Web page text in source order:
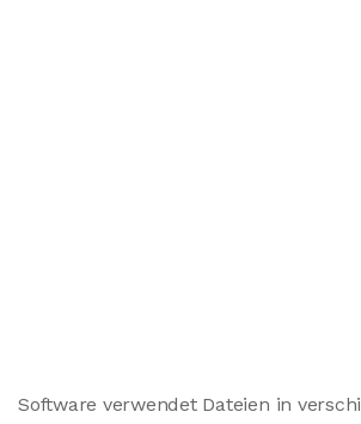
Software verwendet Dateien in